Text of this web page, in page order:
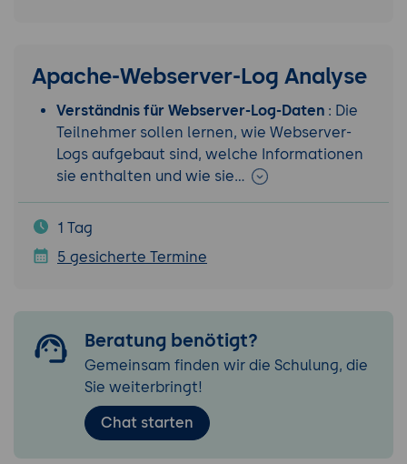
Apache-Webserver-Log Analyse
Verständnis für Webserver-Log-Daten : Die
Teilnehmer sollen lernen, wie Webserver-
Logs aufgebaut sind, welche Informationen
sie enthalten und wie sie…
1 Tag
5 gesicherte Termine
Beratung benötigt?
Gemeinsam finden wir die Schulung, die
Sie weiterbringt!
Chat starten